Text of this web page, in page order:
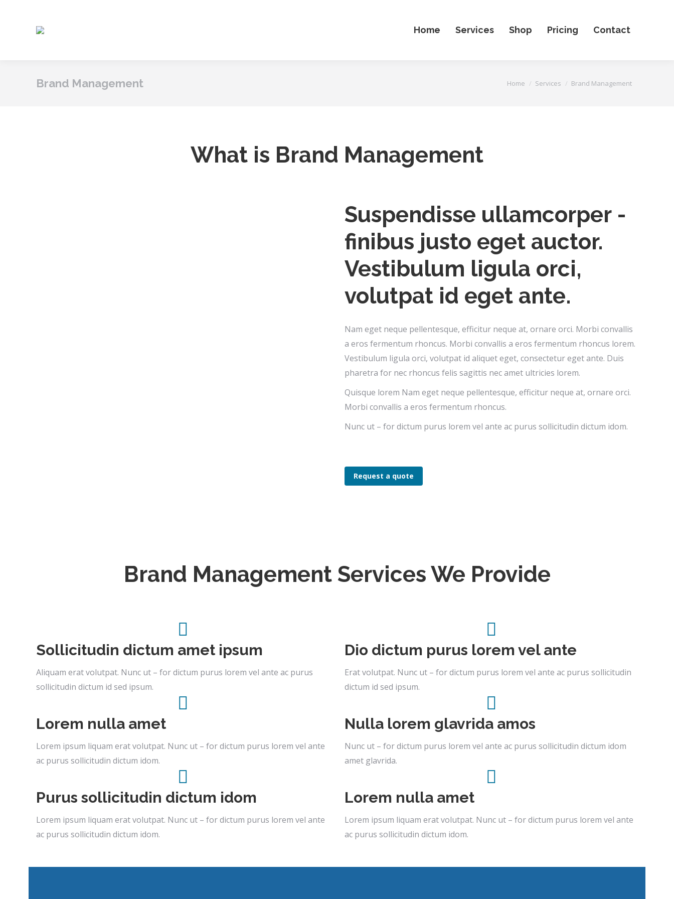
Home Services Shop Pricing Contact
Brand Management You are here:
Home Services Brand Management
What is Brand Management
Suspendisse ullamcorper -
finibus justo eget auctor.
Vestibulum ligula orci,
volutpat id eget ante.
Nam eget neque pellentesque, efficitur neque at, ornare orci. Morbi convallis
a eros fermentum rhoncus. Morbi convallis a eros fermentum rhoncus lorem.
Vestibulum ligula orci, volutpat id aliquet eget, consectetur eget ante. Duis
pharetra for nec rhoncus felis sagittis nec amet ultricies lorem.
Quisque lorem Nam eget neque pellentesque, efficitur neque at, ornare orci.
Morbi convallis a eros fermentum rhoncus.
Nunc ut – for dictum purus lorem vel ante ac purus sollicitudin dictum idom.
Request a quote
Brand Management Services We Provide
Sollicitudin dictum amet ipsum
Aliquam erat volutpat. Nunc ut – for dictum purus lorem vel ante ac purus
sollicitudin dictum id sed ipsum.
Lorem nulla amet
Lorem ipsum liquam erat volutpat. Nunc ut – for dictum purus lorem vel ante
ac purus sollicitudin dictum idom.
Purus sollicitudin dictum idom
Lorem ipsum liquam erat volutpat. Nunc ut – for dictum purus lorem vel ante
ac purus sollicitudin dictum idom.
Dio dictum purus lorem vel ante
Erat volutpat. Nunc ut – for dictum purus lorem vel ante ac purus sollicitudin
dictum id sed ipsum.
Nulla lorem glavrida amos
Nunc ut – for dictum purus lorem vel ante ac purus sollicitudin dictum idom
amet glavrida.
Lorem nulla amet
Lorem ipsum liquam erat volutpat. Nunc ut – for dictum purus lorem vel ante
ac purus sollicitudin dictum idom.